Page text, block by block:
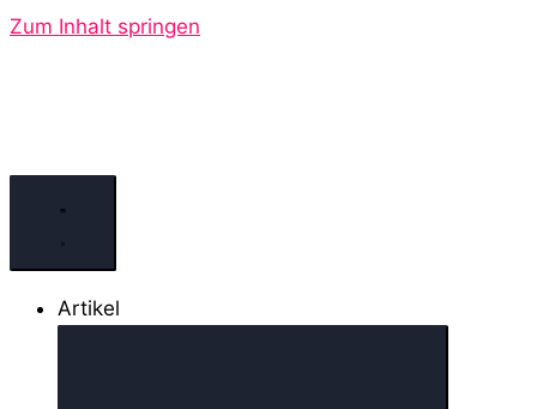
Zum Inhalt springen
Artikel